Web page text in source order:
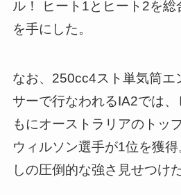
ル！ ヒート1とヒート2を
を手にした。
なお、250cc4スト単気筒エ
サーで行なわれるIA2では
もにオーストラリアのトッ
ウィルソン選手が1位を獲
しの圧倒的な強さ見せつけた